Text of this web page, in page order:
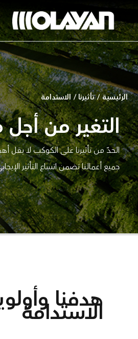
المحتوى
الرئيسية / تأثيرنا / الاستدامة
التغير من
الحدّ من تأثيرنا على الكوكب لا يقل
جميع أعمالنا تضمن اتساع التأثير
هدفنا
الاستدامة